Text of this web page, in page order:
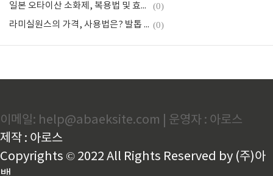
일본 오타이산 소화제, 복용법 및 효능(효과) 정리 (0)
라미실원스의 가격, 사용법은? 발톱 무좀 효과 (0)
이메일: help@abaeksite.com | 운영자 : 아로스
제작 : 아로스
Copyrights © 2022 All Rights Reserved by (주)아